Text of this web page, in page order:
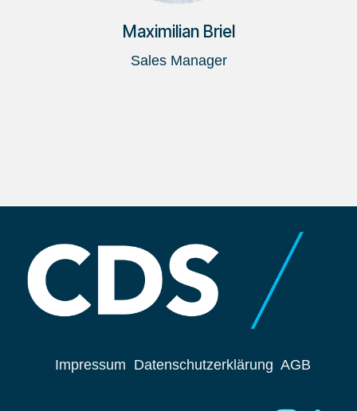
Maximilian Briel
Sales Manager
Impressum Datenschutzerklärung AGB